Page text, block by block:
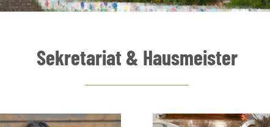
Sekretariat & Hausmeister